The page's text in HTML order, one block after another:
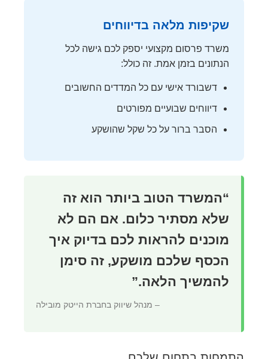
שקיפות מלאה בדיווחים
משרד פרסום מקצועי יספק לכם גישה לכל
הנתונים בזמן אמת. זה כולל:
דשבורד אישי עם כל המדדים החשובים
דיווחים שבועיים מפורטים
הסבר ברור על כל שקל שהושקע
“המשרד הטוב ביותר הוא זה
שלא מסתיר כלום. אם הם לא
מוכנים להראות לכם בדיוק איך
הכסף שלכם מושקע, זה סימן
להמשיך הלאה.”
– מנהל שיווק בחברת הייטק מובילה